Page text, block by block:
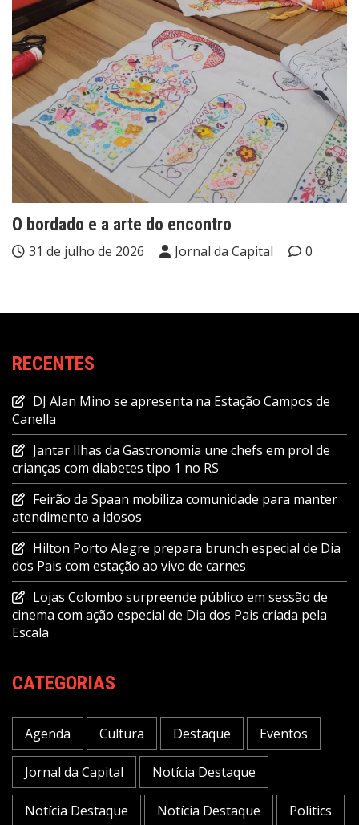
O bordado e a arte do encontro
31 de julho de 2026 Jornal da Capital 0
RECENTES
DJ Alan Mino se apresenta na Estação Campos de
Canella
Jantar Ilhas da Gastronomia une chefs em prol de
crianças com diabetes tipo 1 no RS
Feirão da Spaan mobiliza comunidade para manter
atendimento a idosos
Hilton Porto Alegre prepara brunch especial de Dia
dos Pais com estação ao vivo de carnes
Lojas Colombo surpreende público em sessão de
cinema com ação especial de Dia dos Pais criada pela
Escala
CATEGORIAS
Agenda Cultura Destaque Eventos
Jornal da Capital Notícia Destaque
Notícia Destaque Notícia Destaque Politics